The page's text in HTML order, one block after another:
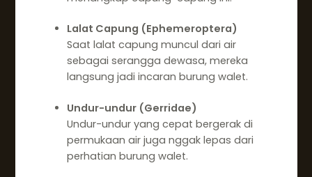
Lalat Capung (Ephemeroptera)
Saat lalat capung muncul dari air
sebagai serangga dewasa, mereka
langsung jadi incaran burung walet.
Undur-undur (Gerridae)
Undur-undur yang cepat bergerak di
permukaan air juga nggak lepas dari
perhatian burung walet.